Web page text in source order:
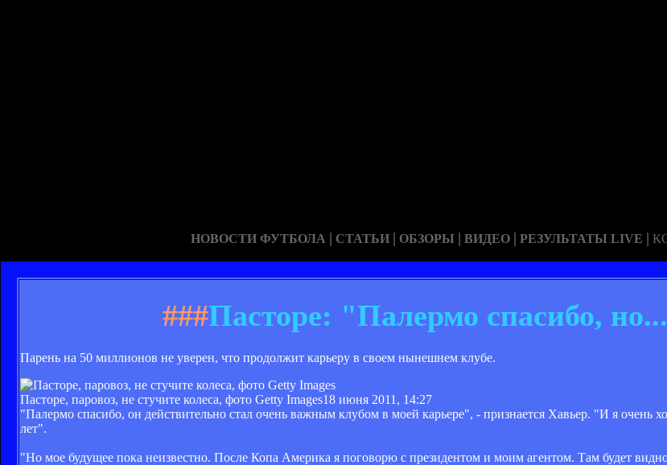
НОВОСТИ ФУТБОЛА | СТАТЬИ | ОБЗОРЫ | ВИДЕО | РЕЗУЛЬТАТЫ LIVE |
###Пасторе: "Палермо спасибо,
Парень на 50 миллионов не уверен, что продолжит карьеру в своем нынешнем клубе.
Пасторе, паровоз, не стучите колеса, фото Getty Images18 июня 2011, 14:27
"Палермо спасибо, он действительно стал очень важным клубом в моей карьере", - признается Хавьер. "И я очень
лет".
"Но мое будущее пока неизвестно. После Копа Америка я поговорю с президентом и моим агентом. Там будет